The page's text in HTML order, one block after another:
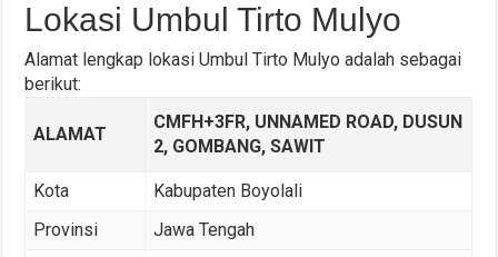
Lokasi Umbul Tirto Mulyo
Alamat lengkap lokasi Umbul Tirto Mulyo adalah sebagai
berikut:
ALAMAT
CMFH+3FR, UNNAMED ROAD, DUSUN
2, GOMBANG, SAWIT
Kota
Kabupaten Boyolali
Provinsi
Jawa Tengah